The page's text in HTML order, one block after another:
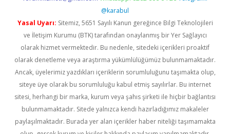
@karabul
Yasal Uyarı: Sitemiz, 5651 Sayılı Kanun gereğince Bilgi Teknolojileri
ve İletişim Kurumu (BTK) tarafından onaylanmış bir Yer Sağlayıcı
olarak hizmet vermektedir. Bu nedenle, sitedeki içerikleri proaktif
olarak denetleme veya araştırma yükümlülüğümüz bulunmamaktadır.
Ancak, üyelerimiz yazdıkları içeriklerin sorumluluğunu taşımakta olup,
siteye üye olarak bu sorumluluğu kabul etmiş sayılırlar. Bu internet
sitesi, herhangi bir marka, kurum veya şahıs şirketi ile hiçbir bağlantısı
bulunmamaktadır. Sitede yalnızca kendi hazırladığımız makaleler
paylaşılmaktadır. Burada yer alan içerikler haber niteliği taşımamakta